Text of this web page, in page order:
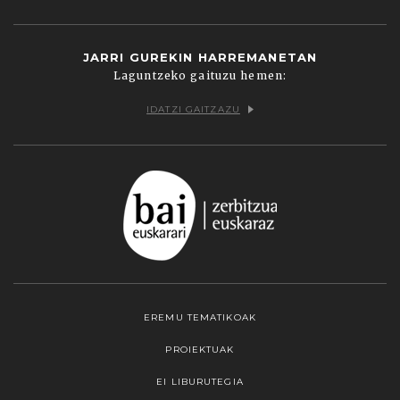
JARRI GUREKIN HARREMANETAN
Laguntzeko gaituzu hemen:
IDATZI GAITZAZU
EREMU TEMATIKOAK
PROIEKTUAK
EI LIBURUTEGIA